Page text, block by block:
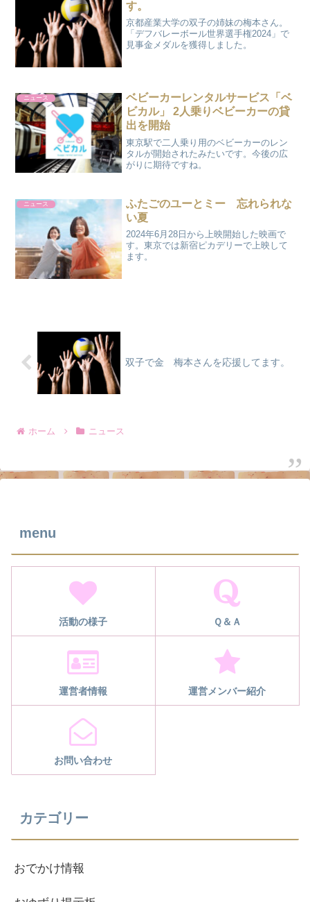
す。
京都産業大学の双子の姉妹の梅本さん。
「デフバレーボール世界選手権2024」で
見事金メダルを獲得しました。
ニュース
ベビーカーレンタルサービス「ベ
ビカル」 2人乗りベビーカーの貸
出を開始
東京駅で二人乗り用のベビーカーのレン
タルが開始されたみたいです。今後の広
がりに期待ですね。
ニュース
ふたごのユーとミー 忘れられな
い夏
2024年6月28日から上映開始した映画で
す。東京では新宿ピカデリーで上映して
ます。
双子で金 梅本さんを応援してます。
ホーム ニュース
menu
活動の様子 Ｑ＆Ａ
運営者情報 運営メンバー紹介
お問い合わせ
カテゴリー
おでかけ情報